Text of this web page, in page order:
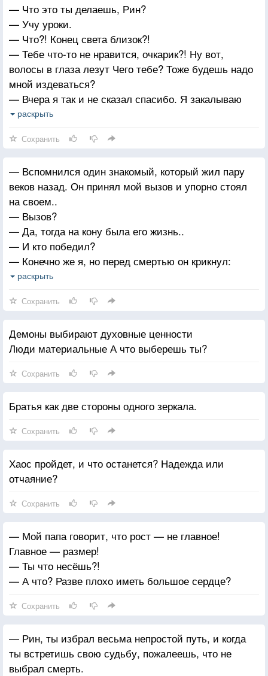
— Что это ты делаешь, Рин?
— Учу уроки.
— Что?! Конец света близок?!
— Тебе что-то не нравится, очкарик?! Ну вот,
волосы в глаза лезут Чего тебе? Тоже будешь надо
мной издеваться?
— Вчера я так и не сказал спасибо. Я закалываю
этим волосы, когда учусь ночью, могу одолжить.
раскрыть
Сохранить
— Вспомнился один знакомый, который жил пару
веков назад. Он принял мой вызов и упорно стоял
на своем..
— Вызов?
— Да, тогда на кону была его жизнь..
— И кто победил?
— Конечно же я, но перед смертью он крикнул:
«Остановись, мгновенье! Ты прекрасно! ». Наконец-
раскрыть
Сохранить
Демоны выбирают духовные ценности
Люди материальные А что выберешь ты?
Сохранить
Братья как две стороны одного зеркала.
Сохранить
Хаос пройдет, и что останется? Надежда или
отчаяние?
Сохранить
— Мой папа говорит, что рост — не главное!
Главное — размер!
— Ты что несёшь?!
— А что? Разве плохо иметь большое сердце?
Сохранить
— Рин, ты избрал весьма непростой путь, и когда
ты встретишь свою судьбу, пожалеешь, что не
выбрал смерть.